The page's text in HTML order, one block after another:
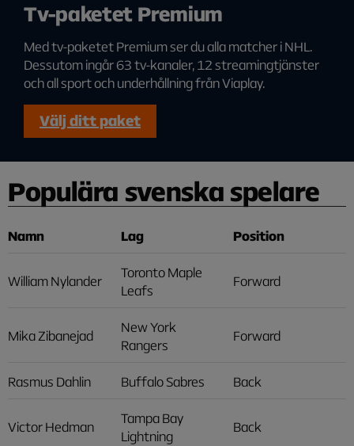
Tv-paketet Premium
Med tv-paketet Premium ser du alla matcher i NHL.
Dessutom ingår 63 tv-kanaler, 12 streamingtjänster
och all sport och underhållning från Viaplay.
Välj ditt paket
Populära svenska spelare
Namn Lag Position
William Nylander
Toronto Maple
Leafs
Forward
Mika Zibanejad
New York
Rangers
Forward
Rasmus Dahlin Buffalo Sabres Back
Victor Hedman
Tampa Bay
Lightning
Back